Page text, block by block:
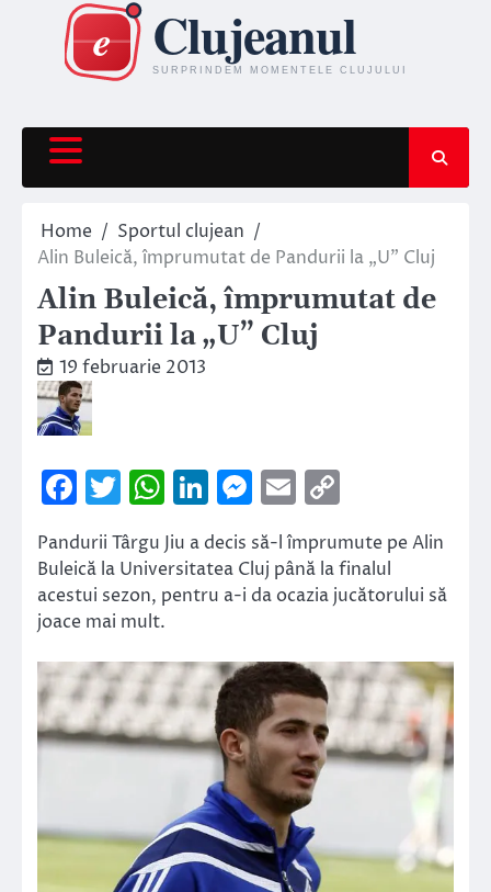
content
Home
Sportul clujean
Alin Buleică, împrumutat de Pandurii la „U” Cluj
Alin Buleică, împrumutat de
Pandurii la „U” Cluj
19 februarie 2013
Facebook
Twitter
WhatsApp
LinkedIn
Messenger
Email
Pandurii Târgu Jiu a decis să-l împrumute pe Alin
Buleică la Universitatea Cluj până la finalul
acestui sezon, pentru a-i da ocazia jucătorului să
joace mai mult.